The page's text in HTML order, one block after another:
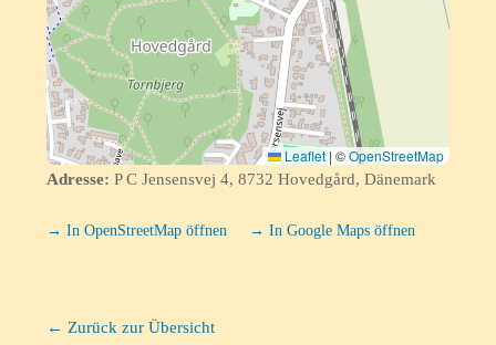
Leaflet | ©OpenStreetMap
Adresse: P C Jensensvej 4, 8732 Hovedgård, Dänemark
→ In OpenStreetMap öffnen → In Google Maps öffnen
← Zurück zur Übersicht